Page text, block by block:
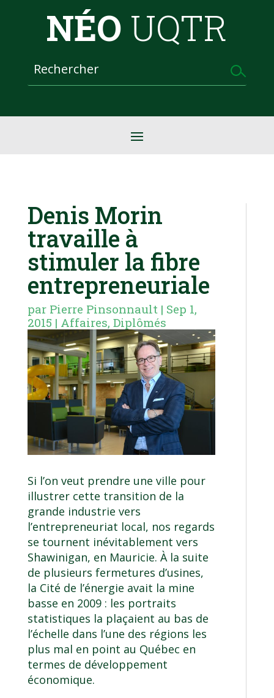
NÉO UQTR
Denis Morin
travaille à
stimuler la fibre
entrepreneuriale
par Pierre Pinsonnault| Sep 1,
2015 | Affaires, Diplômés
Si l’on veut prendre une ville pour
illustrer cette transition de la
grande industrie vers
l’entrepreneuriat local, nos regards
se tournent inévitablement vers
Shawinigan, en Mauricie. À la suite
de plusieurs fermetures d’usines,
la Cité de l’énergie avait la mine
basse en 2009 : les portraits
statistiques la plaçaient au bas de
l’échelle dans l’une des régions les
plus mal en point au Québec en
termes de développement
économique.